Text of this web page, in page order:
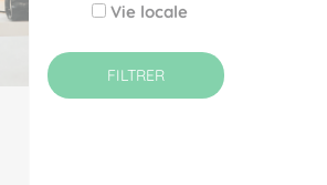
Vie locale